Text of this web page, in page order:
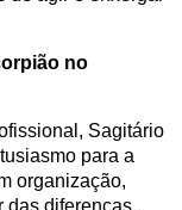
no
Sagitário
para a
organização,
das diferenças,